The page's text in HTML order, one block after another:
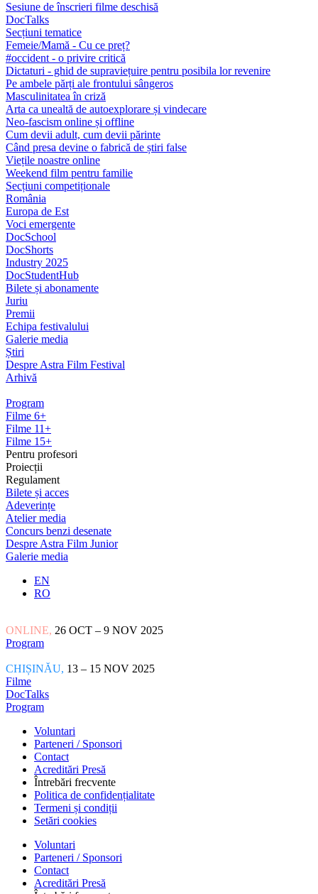
Sesiune de înscrieri filme deschisă
DocTalks
Secțiuni tematice
Femeie/Mamă - Cu ce preț?
#occident - o privire critică
Dictaturi - ghid de supraviețuire pentru posibila lor revenire
Pe ambele părți ale frontului sângeros
Masculinitatea în criză
Arta ca unealtă de autoexplorare și vindecare
Neo-fascism online și offline
Cum devii adult, cum devii părinte
Când presa devine o fabrică de știri false
Viețile noastre online
Weekend film pentru familie
Secțiuni competiționale
România
Europa de Est
Voci emergente
DocSchool
DocShorts
Industry 2025
DocStudentHub
Bilete și abonamente
Juriu
Premii
Echipa festivalului
Galerie media
Știri
Despre Astra Film Festival
Arhivă
Program
Filme 6+
Filme 11+
Filme 15+
Pentru profesori
Proiecții
Regulament
Bilete și acces
Adeverințe
Atelier media
Concurs benzi desenate
Despre Astra Film Junior
Galerie media
EN
RO
ONLINE, 26 OCT – 9 NOV 2025
Program
CHIȘINĂU, 13 – 15 NOV 2025
Filme
DocTalks
Program
Voluntari
Parteneri / Sponsori
Contact
Acreditări Presă
Întrebări frecvente
Politica de confidențialitate
Termeni și condiții
Setări cookies
Voluntari
Parteneri / Sponsori
Contact
Acreditări Presă